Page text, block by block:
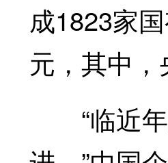
成1823家
元，其中
“临近年